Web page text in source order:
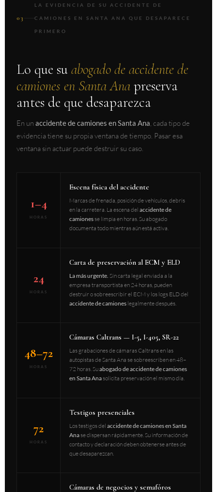
03
LA EVIDENCIA DE SU ACCIDENTE DE
CAMIONES EN SANTA ANA QUE DESAPARECE
PRIMERO
Lo que su abogado de accidente de
camiones en Santa Ana preserva
antes de que desaparezca
En un accidente de camiones en Santa Ana, cada tipo de
evidencia tiene su propia ventana de tiempo. Pasar esa
ventana sin actuar puede destruir su caso.
1–4
HORAS
Escena física del accidente
Marcas de frenada, posición de vehículos, debris
en la carretera. La escena del accidente de
camionesse limpia en horas. Su abogado
documenta todo mientras aún está activa.
24
HORAS
Carta de preservación al ECM y ELD
La más urgente. Sin carta legal enviada a la
empresa transportista en 24 horas, pueden
destruir o sobreescribir el ECM y los logs ELD del
accidente de camiones legalmente después.
48–72
HORAS
Cámaras Caltrans — I-5, I-405, SR-22
Las grabaciones de cámaras Caltrans en las
autopistas de Santa Ana se sobreescriben en 48–
72 horas. Suabogado de accidente de camiones
en Santa Anasolicita preservación el mismo día.
72
HORAS
Testigos presenciales
Los testigos del accidente de camiones en Santa
Anase dispersan rápidamente. Su información de
contacto y declaración deben obtenerse antes de
que desaparezcan.
Cámaras de negocios y semafóros